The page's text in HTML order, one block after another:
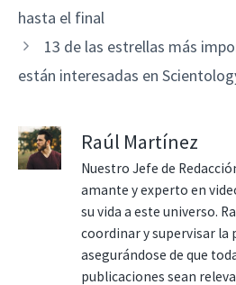
hasta el final
13 de las estrellas más
están interesadas en
Raúl Martínez
Nuestro Jefe de
amante y experto en
su vida a este universo.
coordinar y supervisar la
asegurándose de que
publicaciones sean